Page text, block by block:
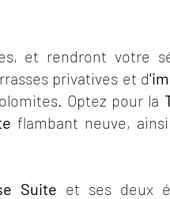
et rendront votre
privatives et d
Optez pour la
flambant neuve,
Suite et ses deux